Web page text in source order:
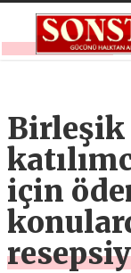
Birleşik
için